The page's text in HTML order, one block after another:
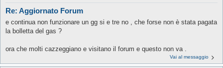
Re: Aggiornato Forum
e continua non funzionare un gg si e tre no , che forse non è stata pagata
la bolletta del gas ?
ora che molti cazzeggiano e visitano il forum e questo non va .
Vai al messaggio